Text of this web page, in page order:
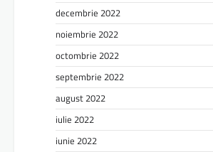
decembrie 2022
noiembrie 2022
octombrie 2022
septembrie 2022
august 2022
iulie 2022
iunie 2022